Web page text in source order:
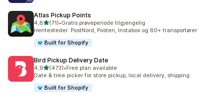
Atlas Pickup Points
4,8av 5 stjerner
(71)
Totalt 71 omtaler
•Gratis prøveperiode tilgjengelig
Hentesteder: PostNord, Posten, Instabox og 60+ transportører
Built for Shopify
Bird Pickup Delivery Date
4,9av 5 stjerner
(473)
Totalt 473 omtaler
•Free plan available
Date & time picker for store pickup, local delivery, shipping
Built for Shopify